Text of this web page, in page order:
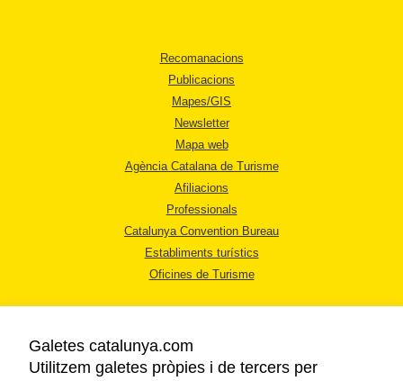
Recomanacions
Publicacions
Mapes/GIS
Newsletter
Mapa web
Agència Catalana de Turisme
Afiliacions
Professionals
Catalunya Convention Bureau
Establiments turístics
Oficines de Turisme
Galetes catalunya.com
Utilitzem galetes pròpies i de tercers per